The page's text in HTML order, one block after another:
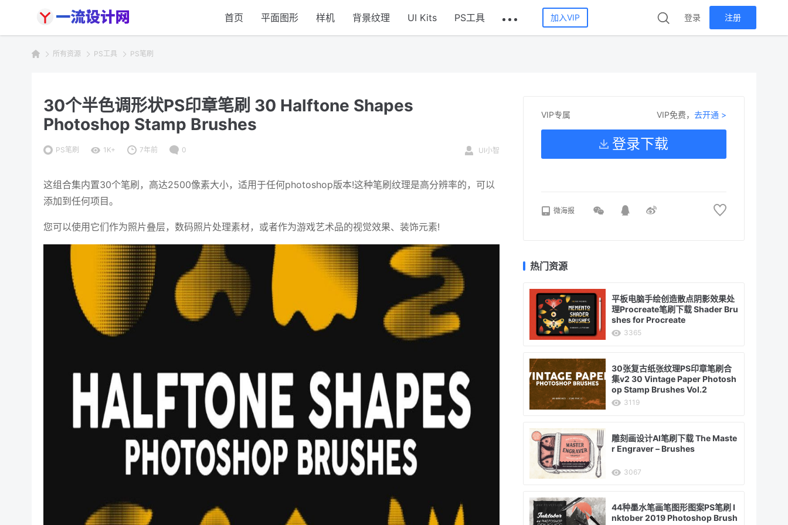
首页 平面图形 样机 背景纹理 UI Kits PS工具 加入VIP 登录 注册
所有资源 PS工具 PS笔刷
30个半色调形状PS印章笔刷 30 Halftone Shapes
Photoshop Stamp Brushes
PS笔刷 1K+ 7年前 0 UI小智
这组合集内置30个笔刷，高达2500像素大小，适用于任何photoshop版本!这种笔刷纹理是高分辨率的，可以
添加到任何项目。
您可以使用它们作为照片叠层，数码照片处理素材，或者作为游戏艺术品的视觉效果、装饰元素!
VIP专属 VIP免费，去开通 >
登录下载
微海报
热门资源
平板电脑手绘创造散点阴影效果处
理Procreate笔刷下载 Shader Bru
shes for Procreate
3365
30张复古纸张纹理PS印章笔刷合
集v2 30 Vintage Paper Photosh
op Stamp Brushes Vol.2
3119
雕刻画设计AI笔刷下载 The Maste
r Engraver – Brushes
3067
44种墨水笔画笔图形图案PS笔刷 I
nktober 2019 Photoshop Brush